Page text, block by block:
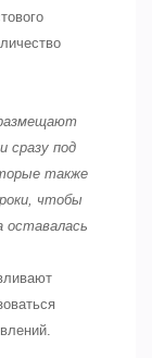
сразу под
также
чтобы
оставалась